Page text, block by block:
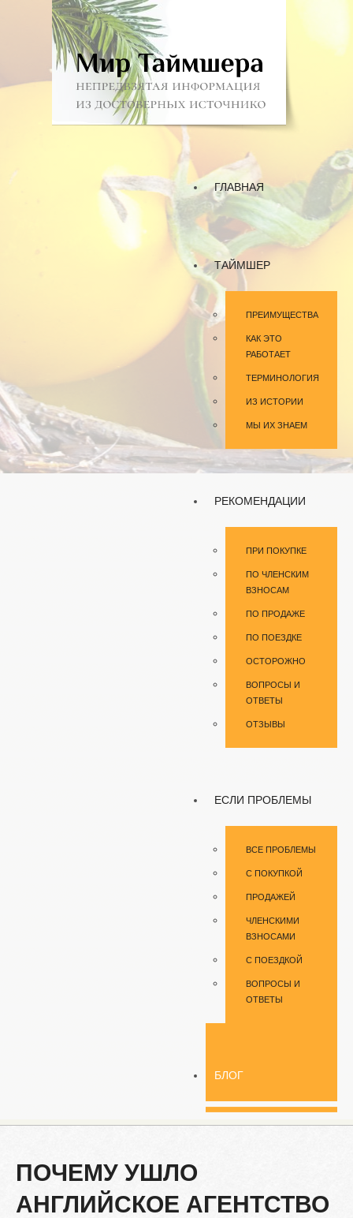
ГЛАВНАЯ
ТАЙМШЕР
ПРЕИМУЩЕСТВА
КАК ЭТО
РАБОТАЕТ
ТЕРМИНОЛОГИЯ
ИЗ ИСТОРИИ
МЫ ИХ ЗНАЕМ
РЕКОМЕНДАЦИИ
ПРИ ПОКУПКЕ
ПО ЧЛЕНСКИМ
ВЗНОСАМ
ПО ПРОДАЖЕ
ПО ПОЕЗДКЕ
ОСТОРОЖНО
ВОПРОСЫ И
ОТВЕТЫ
ОТЗЫВЫ
ЕСЛИ ПРОБЛЕМЫ
ВСЕ ПРОБЛЕМЫ
С ПОКУПКОЙ
ПРОДАЖЕЙ
ЧЛЕНСКИМИ
ВЗНОСАМИ
С ПОЕЗДКОЙ
ВОПРОСЫ И
ОТВЕТЫ
БЛОГ
ПОЧЕМУ УШЛО
АНГЛИЙСКОЕ АГЕНТСТВО